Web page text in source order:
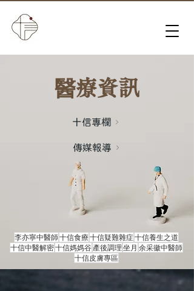
​醫療資訊
十信專欄
傳媒報導
李亦寧中醫師十信食療十信疑難雜症十信養生之道
十信中醫解密十信媽媽谷 產後調理 坐月 余采徽中醫師
十信皮膚專區